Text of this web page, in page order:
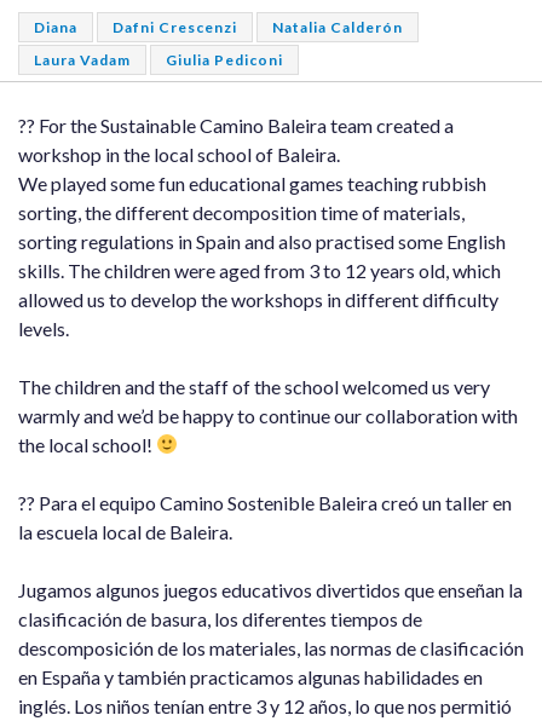
Diana Dafni Crescenzi
Natalia Calderón
Laura Vadam
Giulia Pediconi
?? For the Sustainable Camino Baleira team created a
workshop in the local school of Baleira.
We played some fun educational games teaching rubbish
sorting, the different decomposition time of materials,
sorting regulations in Spain and also practised some English
skills. The children were aged from 3 to 12 years old, which
allowed us to develop the workshops in different difficulty
levels.
The children and the staff of the school welcomed us very
warmly and we’d be happy to continue our collaboration with
the local school!
?? Para el equipo Camino Sostenible Baleira creó un taller en
la escuela local de Baleira.
Jugamos algunos juegos educativos divertidos que enseñan la
clasificación de basura, los diferentes tiempos de
descomposición de los materiales, las normas de clasificación
en España y también practicamos algunas habilidades en
inglés. Los niños tenían entre 3 y 12 años, lo que nos permitió